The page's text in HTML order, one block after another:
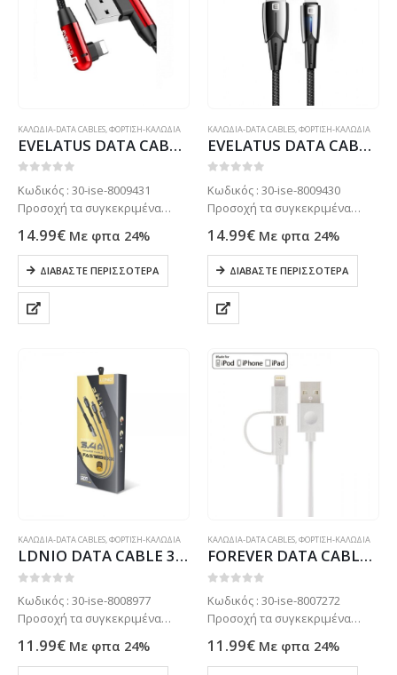
ΚΑΛΩΔΙΑ-DATA CABLES,ΦΟΡΤΙΣΗ-ΚΑΛΩΔΙΑ
EVELATUS DATA CABLE MFI LIGHTNING WITH LED L-SHAPE 1.2m red
Κωδικός : 30-ise-8009431
Προσοχή τα συγκεκριμένα
ετοιμοπαράδοτα στο
κατάστημα μας . Μόνο με
παραγγελία. Τηλεφωνήστε για
πιο σίγουρα στο: 2102799890
14.99€ Με φπα 24%
ΔΙΑΒΆΣΤΕ ΠΕΡΙΣΣΌΤΕΡΑ
ΚΑΛΩΔΙΑ-DATA CABLES,ΦΟΡΤΙΣΗ-ΚΑΛΩΔΙΑ
EVELATUS DATA CABLE MFI LIGHTNING WITH LED 1.2m black
Κωδικός : 30-ise-8009430
Προσοχή τα συγκεκριμένα
ετοιμοπαράδοτα στο
κατάστημα μας . Μόνο με
παραγγελία. Τηλεφωνήστε για
πιο σίγουρα στο: 2102799890
14.99€ Με φπα 24%
ΔΙΑΒΆΣΤΕ ΠΕΡΙΣΣΌΤΕΡΑ
ΚΑΛΩΔΙΑ-DATA CABLES,ΦΟΡΤΙΣΗ-ΚΑΛΩΔΙΑ
LDNIO DATA CABLE 3 in 1 MICRO USB/TYPE C/LIGHTNING 1m black
Κωδικός : 30-ise-8008977
Προσοχή τα συγκεκριμένα
ετοιμοπαράδοτα στο
κατάστημα μας . Μόνο με
11.99€ Με φπα 24%
ΚΑΛΩΔΙΑ-DATA CABLES,ΦΟΡΤΙΣΗ-ΚΑΛΩΔΙΑ
FOREVER DATA CABLE 2 IN 1 MICRO USB | LIGHTNING MFI 1m white
Κωδικός : 30-ise-8007272
Προσοχή τα συγκεκριμένα
ετοιμοπαράδοτα στο
κατάστημα μας . Μόνο με
11.99€ Με φπα 24%